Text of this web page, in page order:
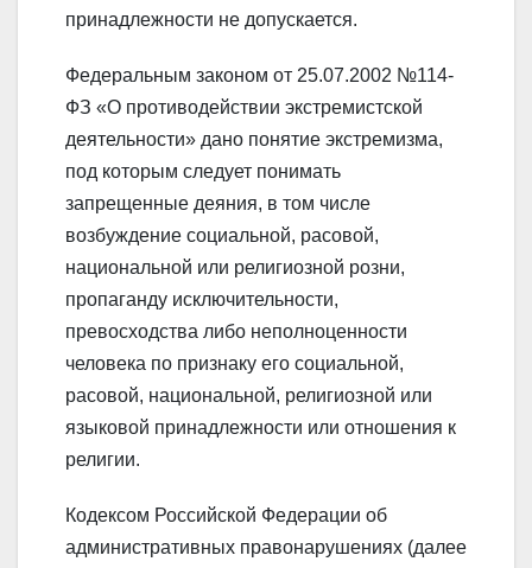
принадлежности не допускается.
Федеральным законом от 25.07.2002 №114-
ФЗ «О противодействии экстремистской
деятельности» дано понятие экстремизма,
под которым следует понимать
запрещенные деяния, в том числе
возбуждение социальной, расовой,
национальной или религиозной розни,
пропаганду исключительности,
превосходства либо неполноценности
человека по признаку его социальной,
расовой, национальной, религиозной или
языковой принадлежности или отношения к
религии.
Кодексом Российской Федерации об
административных правонарушениях (далее